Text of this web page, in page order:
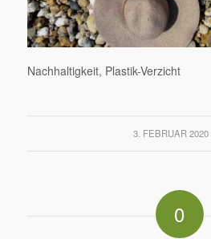
Nachhaltigkeit, Plastik-Verzicht
3. FEBRUAR 2020
/
0